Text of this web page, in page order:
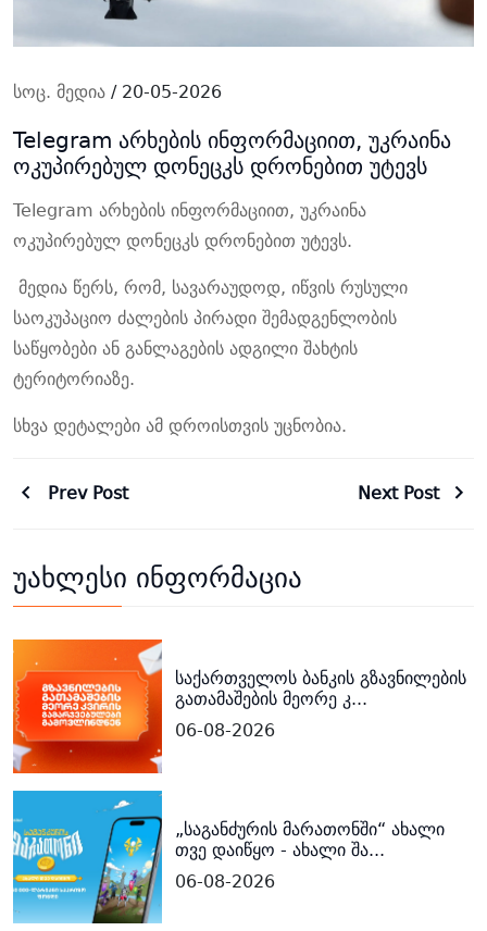
სოც. მედია / 20-05-2026
Telegram არხების ინფორმაციით, უკრაინა
ოკუპირებულ დონეცკს დრონებით უტევს
Telegram არხების ინფორმაციით, უკრაინა
ოკუპირებულ დონეცკს დრონებით უტევს.
მედია წერს, რომ, სავარაუდოდ, იწვის რუსული
საოკუპაციო ძალების პირადი შემადგენლობის
საწყობები ან განლაგების ადგილი შახტის
ტერიტორიაზე.
სხვა დეტალები ამ დროისთვის უცნობია.
Prev Post Next Post
უახლესი ინფორმაცია
საქართველოს ბანკის გზავნილების
გათამაშების მეორე კ...
06-08-2026
„საგანძურის მარათონში“ ახალი
თვე დაიწყო - ახალი შა...
06-08-2026